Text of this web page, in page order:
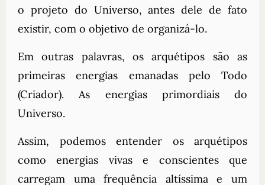
o projeto do Universo, antes dele de fato
existir, com o objetivo de organizá-lo.
Em outras palavras, os arquétipos são as
primeiras energias emanadas pelo Todo
(Criador). As energias primordiais do
Universo.
Assim, podemos entender os arquétipos
como energias vivas e conscientes que
carregam uma frequência altíssima e um